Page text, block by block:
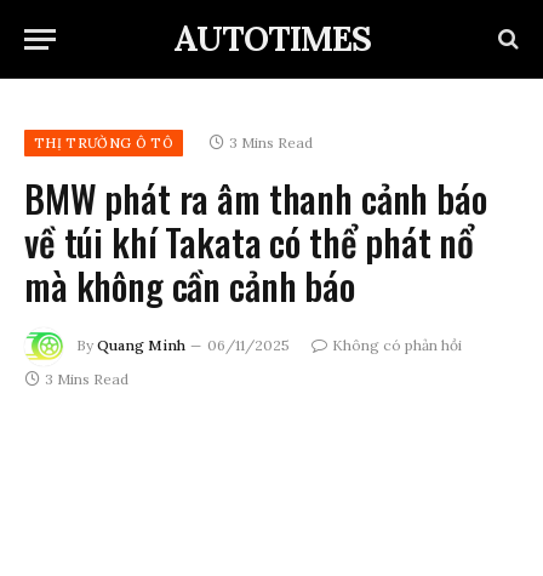
AUTOTIMES
THỊ TRƯỜNG Ô TÔ 3 Mins Read
BMW phát ra âm thanh cảnh báo
về túi khí Takata có thể phát nổ
mà không cần cảnh báo
By Quang Minh 06/11/2025
Không có phản hồi
3 Mins Read